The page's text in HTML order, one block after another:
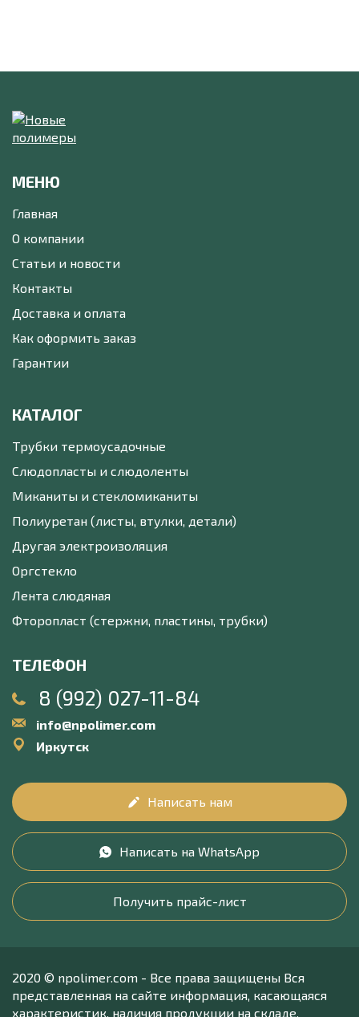
МЕНЮ
Главная
О компании
Статьи и новости
Контакты
Доставка и оплата
Как оформить заказ
Гарантии
КАТАЛОГ
Трубки термоусадочные
Слюдопласты и слюдоленты
Миканиты и стекломиканиты
Полиуретан (листы, втулки, детали)
Другая электроизоляция
Оргстекло
Лента слюдяная
Фторопласт (стержни, пластины, трубки)
ТЕЛЕФОН
8 (992) 027-11-84
info@npolimer.com
Иркутск
Написать нам
Написать на WhatsApp
Получить прайс-лист
2020 © npolimer.com - Все права защищены Вся
представленная на сайте информация, касающаяся
характеристик, наличия продукции на складе,